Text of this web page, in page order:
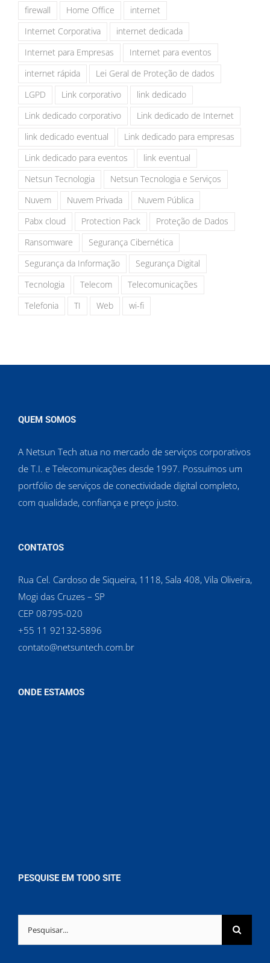
firewall
Home Office
internet
Internet Corporativa
internet dedicada
Internet para Empresas
Internet para eventos
internet rápida
Lei Geral de Proteção de dados
LGPD
Link corporativo
link dedicado
Link dedicado corporativo
Link dedicado de Internet
link dedicado eventual
Link dedicado para empresas
Link dedicado para eventos
link eventual
Netsun Tecnologia
Netsun Tecnologia e Serviços
Nuvem
Nuvem Privada
Nuvem Pública
Pabx cloud
Protection Pack
Proteção de Dados
Ransomware
Segurança Cibernética
Segurança da Informação
Segurança Digital
Tecnologia
Telecom
Telecomunicações
Telefonia
TI Web wi-fi
QUEM SOMOS
A Netsun Tech atua no mercado de serviços corporativos
de T.I. e Telecomunicações desde 1997. Possuímos um
portfólio de serviços de conectividade digital completo,
com qualidade, confiança e preço justo.
CONTATOS
Rua Cel. Cardoso de Siqueira, 1118, Sala 408, Vila Oliveira,
Mogi das Cruzes – SP
CEP 08795-020
‪+55 11 92132‑5896‬
contato@netsuntech.com.br
ONDE ESTAMOS
PESQUISE EM TODO SITE